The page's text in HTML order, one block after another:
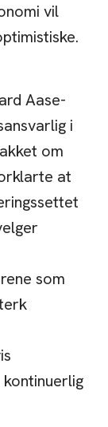
vil
Aase-
i
om
at
som